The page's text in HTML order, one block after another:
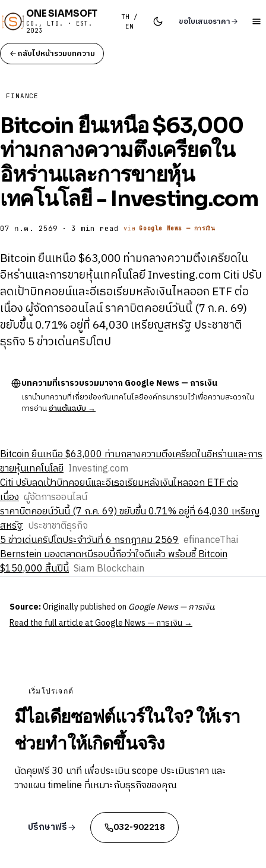
ONE SIAMSOFT
CO., LTD. · EST.
2023
TH /
EN
ขอใบเสนอราคา
กลับไปหน้ารวมบทความ
FINANCE
Bitcoin ยืนเหนือ $63,000
ท่ามกลางความตึงเครียดใน
อิหร่านและการขายหุ้น
เทคโนโลยี - Investing.com
07 ก.ค. 2569 · 3 min read viaGoogle News — การเงิน
Bitcoin ยืนเหนือ $63,000 ท่ามกลางความตึงเครียดใน
อิหร่านและการขายหุ้นเทคโนโลยี Investing.com Citi ปรับ
ลดเป้าบิทคอยน์และอีเธอเรียมหลังเงินไหลออก ETF ต่อ
เนื่อง ผู้จัดการออนไลน์ ราคาบิตคอยน์วันนี้ (7 ก.ค. 69)
ขยับขึ้น 0.71% อยู่ที่ 64,030 เหรียญสหรัฐ ประชาชาติ
ธุรกิจ 5 ข่าวเด่นคริปโตป
บทความที่เรารวบรวมมาจาก Google News — การเงิน
เรานำบทความที่เกี่ยวข้องกับเทคโนโลยีองค์กรมารวมไว้เพื่อความสะดวกใน
การอ่านอ่านต้นฉบับ →
Bitcoin ยืนเหนือ $63,000 ท่ามกลางความตึงเครียดในอิหร่านและการ
ขายหุ้นเทคโนโลยี Investing.com
Citi ปรับลดเป้าบิทคอยน์และอีเธอเรียมหลังเงินไหลออก ETF ต่อ
เนื่อง ผู้จัดการออนไลน์
ราคาบิตคอยน์วันนี้ (7 ก.ค. 69) ขยับขึ้น 0.71% อยู่ที่ 64,030 เหรียญ
สหรัฐ ประชาชาติธุรกิจ
5 ข่าวเด่นคริปโตประจำวันที่ 6 กรกฎาคม 2569 efinanceThai
Bernstein มองตลาดหมีรอบนี้ถือว่าใจดีแล้ว พร้อมชี้ Bitcoin
$150,000 สิ้นปีนี้ Siam Blockchain
Source:Originally published on Google News — การเงิน.
Read the full article at Google News — การเงิน →
เริ่มโปรเจกต์
มีไอเดียซอฟต์แวร์ในใจ? ให้เรา
ช่วยทำให้เกิดขึ้นจริง
นัดคุยฟรี 30 นาที เพื่อประเมิน scope ประเมินราคา และ
วางแผน timeline ที่เหมาะกับธุรกิจของคุณ
ปรึกษาฟรี 032-902218